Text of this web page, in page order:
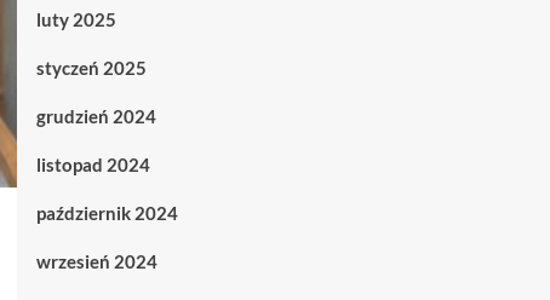
luty 2025
styczeń 2025
grudzień 2024
listopad 2024
październik 2024
wrzesień 2024